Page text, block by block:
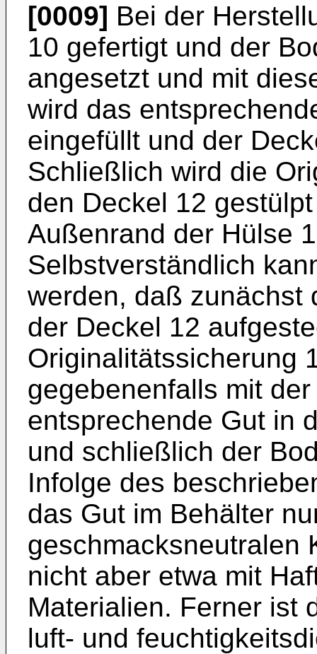
[0009] Bei der
10 gefertigt und der
angesetzt und mit
wird das
eingefüllt und der
Schließlich wird die
den Deckel 12
Außenrand der Hülse
Selbstverständlich
werden, daß zunächst
der Deckel 12
Originalitätssicherung
gegebenenfalls mit
entsprechende Gut in
und schließlich der
Infolge des
das Gut im Behälter
geschmacksneutralen
nicht aber etwa mit
Materialien. Ferner ist
luft- und